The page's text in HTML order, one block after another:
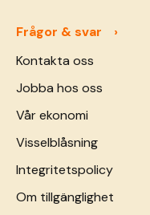
Frågor & svar
Kontakta oss
Jobba hos oss
Vår ekonomi
Visselblåsning
Integritetspolicy
Om tillgänglighet